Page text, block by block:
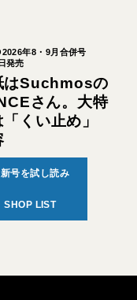
年8・9月合併号
発売
はSuchmosの
さん。大特
くい止め」
号を試し読み
SHOP LIST